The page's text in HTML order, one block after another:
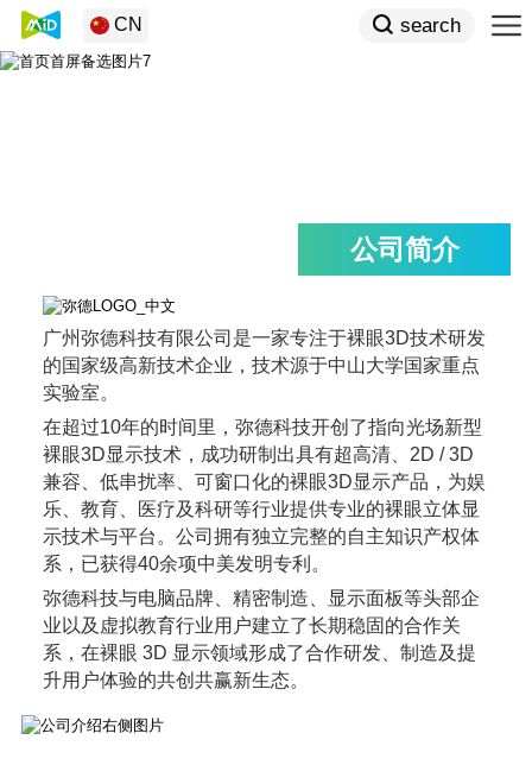
CN search
公司简介
广州弥德科技有限公司是一家专注于裸眼3D技术研发
的国家级高新技术企业，技术源于中山大学国家重点
实验室。
在超过10年的时间里，弥德科技开创了指向光场新型
裸眼3D显示技术，成功研制出具有超高清、2D / 3D
兼容、低串扰率、可窗口化的裸眼3D显示产品，为娱
乐、教育、医疗及科研等行业提供专业的裸眼立体显
示技术与平台。公司拥有独立完整的自主知识产权体
系，已获得40余项中美发明专利。
弥德科技与电脑品牌、精密制造、显示面板等头部企
业以及虚拟教育行业用户建立了长期稳固的合作关
系，在裸眼 3D 显示领域形成了合作研发、制造及提
升用户体验的共创共赢新生态。